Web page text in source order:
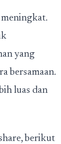
yang
bersamaan.
luas dan
berikut